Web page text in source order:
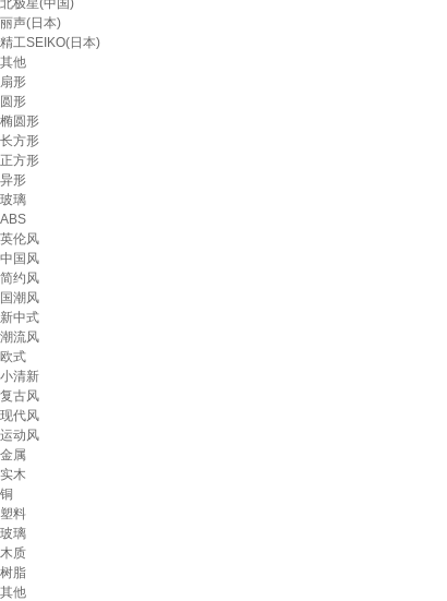
北极星(中国)
丽声(日本)
精工SEIKO(日本)
其他
扇形
圆形
椭圆形
长方形
正方形
异形
玻璃
ABS
英伦风
中国风
简约风
国潮风
新中式
潮流风
欧式
小清新
复古风
现代风
运动风
金属
实木
铜
塑料
玻璃
木质
树脂
其他